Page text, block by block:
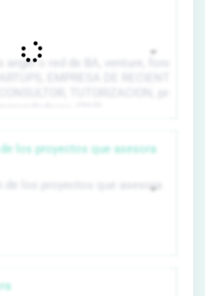
de los proyectos que asesora